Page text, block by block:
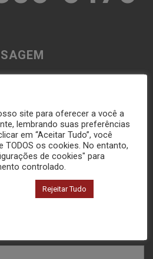
site para oferecer a você a
lembrando suas preferências
em “Aceitar Tudo”, você
os cookies. No entanto,
de cookies" para
controlado.
Rejeitar Tudo